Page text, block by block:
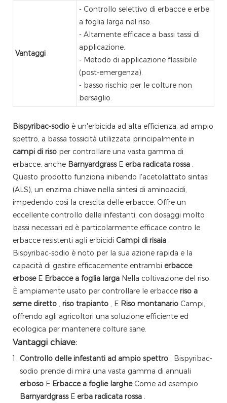
Vantaggi
- Controllo selettivo di erbacce e erbe
a foglia larga nel riso.
- Altamente efficace a bassi tassi di
applicazione.
- Metodo di applicazione flessibile
(post-emergenza).
- basso rischio per le colture non
bersaglio.
Bispyribac-sodio è un'erbicida ad alta efficienza, ad ampio
spettro, a bassa tossicità utilizzata principalmente in
campi di riso per controllare una vasta gamma di
erbacce, anche Barnyardgrass E erba radicata rossa .
Questo prodotto funziona inibendo l'acetolattato sintasi
(ALS), un enzima chiave nella sintesi di aminoacidi,
impedendo così la crescita delle erbacce. Offre un
eccellente controllo delle infestanti, con dosaggi molto
bassi necessari ed è particolarmente efficace contro le
erbacce resistenti agli erbicidi Campi di risaia .
Bispyribac-sodio è noto per la sua azione rapida e la
capacità di gestire efficacemente entrambi erbacce
erbose E Erbacce a foglia larga Nella coltivazione del riso.
È ampiamente usato per controllare le erbacce riso a
seme diretto , riso trapianto , E Riso montanario Campi,
offrendo agli agricoltori una soluzione efficiente ed
ecologica per mantenere colture sane.
Vantaggi chiave:
Controllo delle infestanti ad ampio spettro : Bispyribac-
sodio prende di mira una vasta gamma di annuali
erboso E Erbacce a foglie largheCome ad esempio
Barnyardgrass E erba radicata rossa .